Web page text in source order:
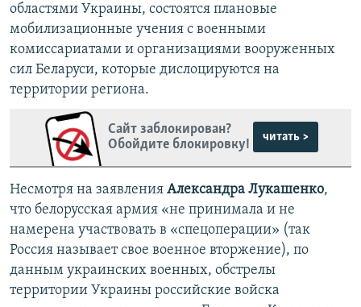
областями Украины, состоятся плановые
мобилизационные учения с военными
комиссариатами и организациями вооруженных
сил Беларуси, которые дислоцируются на
территории региона.
Сайт заблокирован?
Обойдите блокировку!
читать >
Несмотря на заявления Александра Лукашенко,
что белорусская армия «не принимала и не
намерена участвовать в «спецоперации» (так
Россия называет свое военное вторжение), по
данным украинских военных, обстрелы
территории Украины российские войска